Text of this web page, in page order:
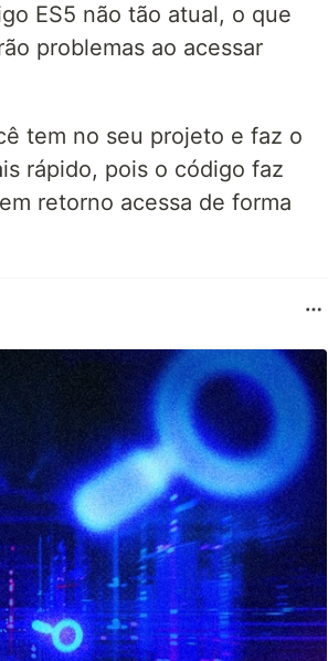
ES5 não tão atual, o que
problemas ao acessar
tem no seu projeto e faz o
rápido, pois o código faz
retorno acessa de forma